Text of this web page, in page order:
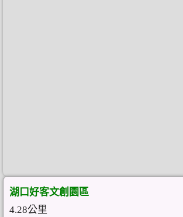
湖口好客文創園區
4.28公里